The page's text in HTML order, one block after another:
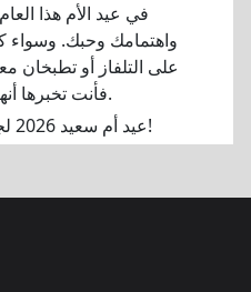
في عيد الأم هذا
واهتمامك وحبك. وسواء
على التلفاز أو تطبخان
فأنت تخبرها أنها مهمة وتستحق الاحتفاء بها.
عيد أم سعيد 2026 لجميع الأمهات الرائعات هناك!